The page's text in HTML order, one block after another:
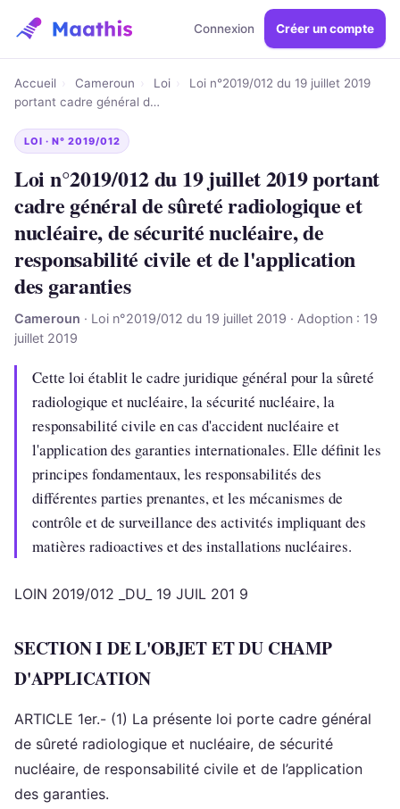
Connexion Créer un compte
Accueil Cameroun Loi
Loi n°2019/012 du 19 juillet 2019
portant cadre général d…
LOI · N° 2019/012
Loi n°2019/012 du 19 juillet 2019 portant
cadre général de sûreté radiologique et
nucléaire, de sécurité nucléaire, de
responsabilité civile et de l'application
des garanties
Cameroun · Loi n°2019/012 du 19 juillet 2019 · Adoption : 19
juillet 2019
Cette loi établit le cadre juridique général pour la sûreté
radiologique et nucléaire, la sécurité nucléaire, la
responsabilité civile en cas d'accident nucléaire et
l'application des garanties internationales. Elle définit les
principes fondamentaux, les responsabilités des
différentes parties prenantes, et les mécanismes de
contrôle et de surveillance des activités impliquant des
matières radioactives et des installations nucléaires.
LOIN 2019/012 _DU_ 19 JUIL 201 9
SECTION I DE L'OBJET ET DU CHAMP
D'APPLICATION
ARTICLE 1er.- (1) La présente loi porte cadre général
de sûreté radiologique et nucléaire, de sécurité
nucléaire, de responsabilité civile et de l’application
des garanties.